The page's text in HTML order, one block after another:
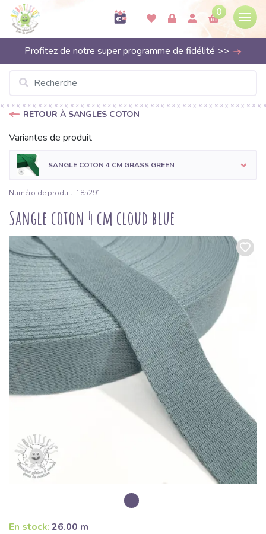
0
Profitez de notre super programme de fidélité >>
RETOUR À SANGLES COTON
Variantes de produit
SANGLE COTON 4 CM GRASS GREEN
Numéro de produit: 185291
Sangle coton 4 cm cloud blue
En stock:26.00 m